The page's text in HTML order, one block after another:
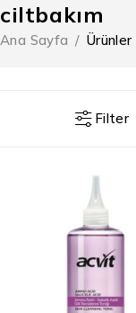
ciltbakım
Ana Sayfa /
Filter